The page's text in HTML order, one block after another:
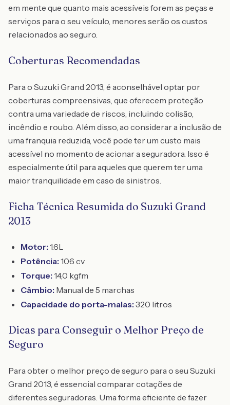
em mente que quanto mais acessíveis forem as peças e
serviços para o seu veículo, menores serão os custos
relacionados ao seguro.
Coberturas Recomendadas
Para o Suzuki Grand 2013, é aconselhável optar por
coberturas compreensivas, que oferecem proteção
contra uma variedade de riscos, incluindo colisão,
incêndio e roubo. Além disso, ao considerar a inclusão de
uma franquia reduzida, você pode ter um custo mais
acessível no momento de acionar a seguradora. Isso é
especialmente útil para aqueles que querem ter uma
maior tranquilidade em caso de sinistros.
Ficha Técnica Resumida do Suzuki Grand
2013
Motor: 1.6L
Potência: 106 cv
Torque: 14,0 kgfm
Câmbio: Manual de 5 marchas
Capacidade do porta-malas: 320 litros
Dicas para Conseguir o Melhor Preço de
Seguro
Para obter o melhor preço de seguro para o seu Suzuki
Grand 2013, é essencial comparar cotações de
diferentes seguradoras. Uma forma eficiente de fazer